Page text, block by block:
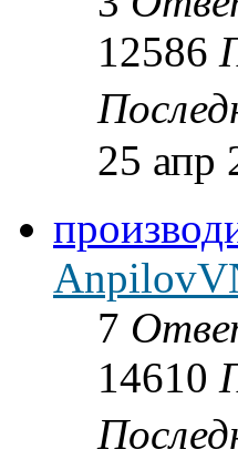
12586
25 апр
7
14610